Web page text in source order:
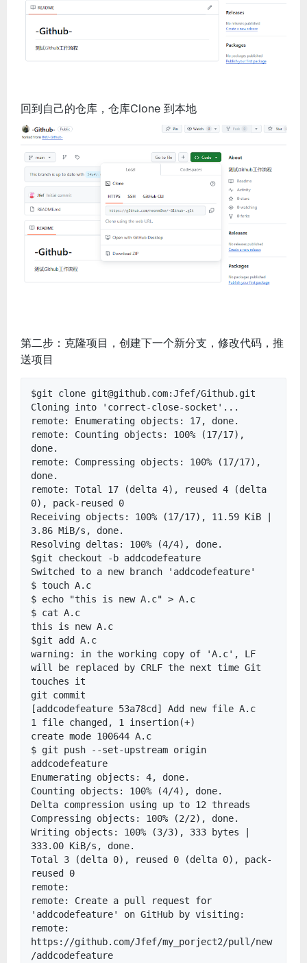
回到自己的仓库，仓库Clone 到本地
第二步：克隆项目，创建下一个新分支，修改代码，推
送项目
$git clone git@github.com:Jfef/Github.git
Cloning into 'correct-close-socket'...
remote: Enumerating objects: 17, done.
remote: Counting objects: 100% (17/17),
done.
remote: Compressing objects: 100% (17/17),
done.
remote: Total 17 (delta 4), reused 4 (delta
0), pack-reused 0
Receiving objects: 100% (17/17), 11.59 KiB |
3.86 MiB/s, done.
Resolving deltas: 100% (4/4), done.
$git checkout -b addcodefeature
Switched to a new branch 'addcodefeature'
$ touch A.c
$ echo "this is new A.c" > A.c
$ cat A.c
this is new A.c
$git add A.c
warning: in the working copy of 'A.c', LF
will be replaced by CRLF the next time Git
touches it
git commit
[addcodefeature 53a78cd] Add new file A.c
1 file changed, 1 insertion(+)
create mode 100644 A.c
$ git push --set-upstream origin
addcodefeature
Enumerating objects: 4, done.
Counting objects: 100% (4/4), done.
Delta compression using up to 12 threads
Compressing objects: 100% (2/2), done.
Writing objects: 100% (3/3), 333 bytes |
333.00 KiB/s, done.
Total 3 (delta 0), reused 0 (delta 0), pack-
reused 0
remote:
remote: Create a pull request for
'addcodefeature' on GitHub by visiting:
remote:
https://github.com/Jfef/my_porject2/pull/new
/addcodefeature